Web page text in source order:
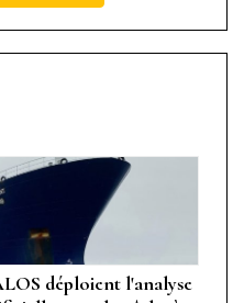
déploient l'analyse